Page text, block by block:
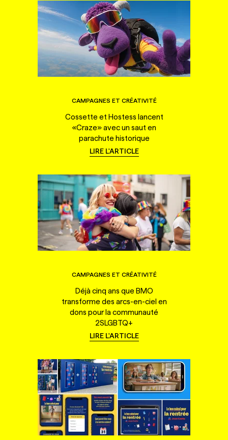
CAMPAGNES ET CRÉATIVITÉ
Cossette et Hostess lancent
«Craze» avec un saut en
parachute historique
LIRE L'ARTICLE
CAMPAGNES ET CRÉATIVITÉ
Déjà cinq ans que BMO
transforme des arcs-en-ciel en
dons pour la communauté
2SLGBTQ+
LIRE L'ARTICLE